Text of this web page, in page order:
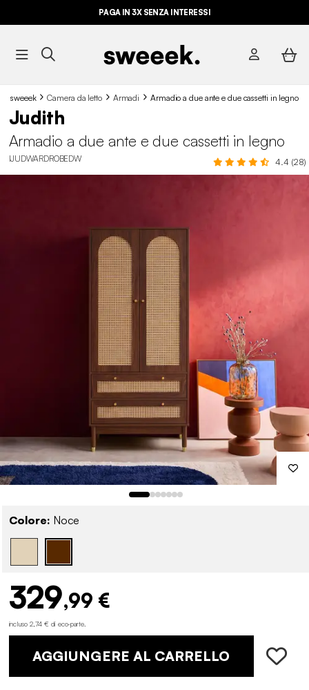
PAGA IN 3X SENZA INTERESSI
sweeek Camera da letto Armadi Armadio a due ante e due cassetti in legno
Judith
Armadio a due ante e due cassetti in legno
IJUDWARDROBEDW 4.4 (28)
Colore: Noce
329,99 €
incluso 2,74 € di eco-parte.
AGGIUNGERE AL CARRELLO